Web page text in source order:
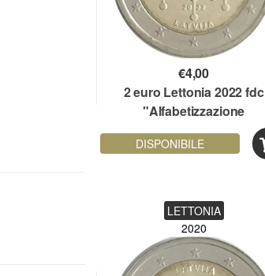
€4,00
2 euro Lettonia 2022 fdc
"Alfabetizzazione
Finanziaria"
DISPONIBILE
LETTONIA
2020